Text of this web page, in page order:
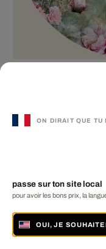
ON DIRAIT QUE TU
passe sur ton site local
pour avoir les bons prix, la
OUI, JE